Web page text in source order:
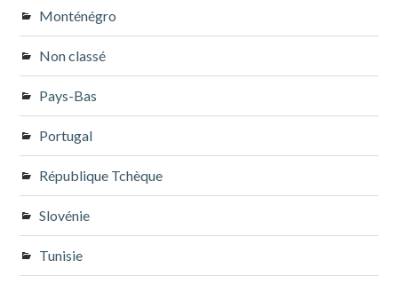
Monténégro
Non classé
Pays-Bas
Portugal
République Tchèque
Slovénie
Tunisie